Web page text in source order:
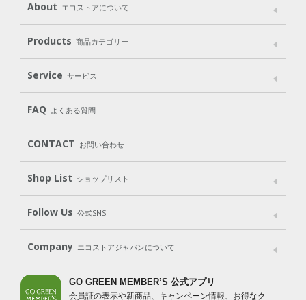
About エコストアについて
メッセージ ブランドストーリー
パッケージへのこだわり
動物実験をしない
Products 商品カテゴリー
Laundry
Cleaning Baby Kids
Body（ボディ） Hair（ヘア） Oral care（オーラルケア）
Goods （グッズ）
Gift set
Service サービス
User Guide
Subscription（定期便）
FAQ よくある質問
CONTACT お問い合わせ
Shop List ショップリスト
Shop List
Follow Us 公式SNS
LINE＠ Instagram Facebook
Company エコストアジャパンについて
会社案内 ご利用規約
プライバシーポリシー
GO GREEN MEMBER’S 公式アプリ
会員証の表示や新商品、キャンペーン情報、お得なク